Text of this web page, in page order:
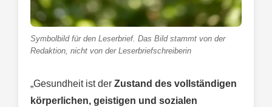
Symbolbild für den Leserbrief. Das Bild stammt von der
Redaktion, nicht von der Leserbriefschreiberin
„Gesundheit ist der Zustand des vollständigen
körperlichen, geistigen und sozialen